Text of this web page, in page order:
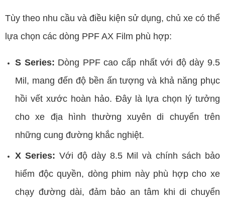
Tùy theo nhu cầu và điều kiện sử dụng, chủ xe có thể
lựa chọn các dòng PPF AX Film phù hợp:
S Series: Dòng PPF cao cấp nhất với độ dày 9.5
Mil, mang đến độ bền ấn tượng và khả năng phục
hồi vết xước hoàn hảo. Đây là lựa chọn lý tưởng
cho xe địa hình thường xuyên di chuyển trên
những cung đường khắc nghiệt.
X Series: Với độ dày 8.5 Mil và chính sách bảo
hiểm độc quyền, dòng phim này phù hợp cho xe
chạy đường dài, đảm bảo an tâm khi di chuyển